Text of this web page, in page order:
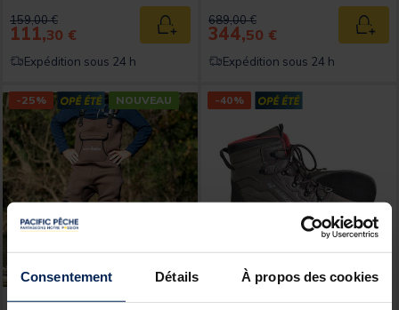
Consentement Détails À propos des cookies
Price reduced from
159,00 €to
111,30 € Ajouter au panier
Expédition sous 24 h
Price reduced from
689,00 €to
344,50 €
Expédition sous 24 h
-25% NOUVEAU
AQUATREKK
-40%
HYDROX